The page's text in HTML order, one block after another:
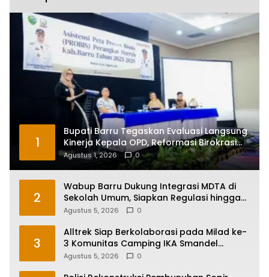
1
Bupati Barru Tegaskan Evaluasi Langsung
Kinerja Kepala OPD, Reformasi Birokrasi
Jadi Prioritas
Agustus 1, 2026 0
2
Wabup Barru Dukung Integrasi MDTA di
Sekolah Umum, Siapkan Regulasi hingga
Tim Khusus
Agustus 5, 2026 0
3
Alltrek Siap Berkolaborasi pada Milad ke-
3 Komunitas Camping IKA Smandel
Makassar di Malino
Agustus 5, 2026 0